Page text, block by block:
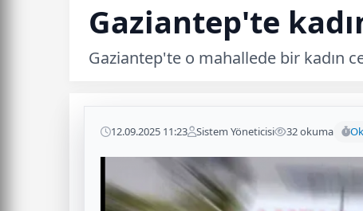
Gaziantep'te
Gaziantep'te o mahallede bir kadın
12.09.2025 11:23 Sistem Yöneticisi 32 okuma